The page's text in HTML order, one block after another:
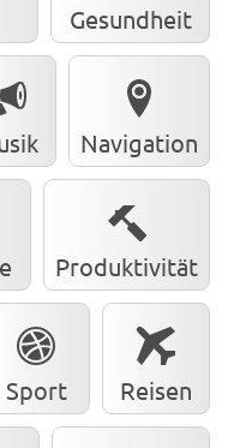
Gesundheit
Navigation
Produktivität
Sport Reisen